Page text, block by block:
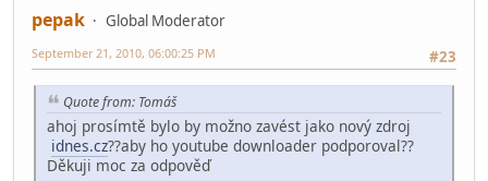
pepak
Global Moderator
#23
September 21, 2010, 06:00:25 PM
Quote from: Tomáš
ahoj prosímtě bylo by možno zavést jako nový zdroj
idnes.cz??aby ho youtube downloader podporoval??
Děkuji moc za odpověď